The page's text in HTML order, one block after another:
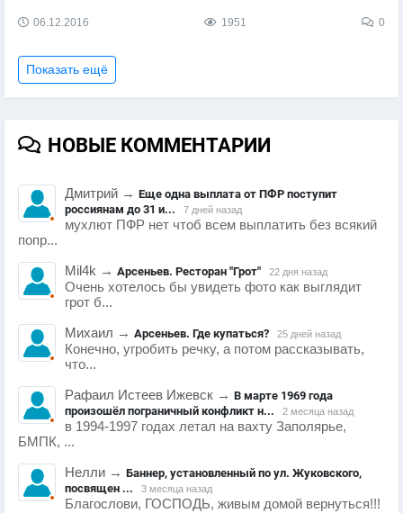
06.12.2016 1951 0
Показать ещё
НОВЫЕ КОММЕНТАРИИ
Дмитрий → Еще одна выплата от ПФР поступит
россиянам до 31 и...
7 дней назад
мухлют ПФР нет чтоб всем выплатить без всякий
попр...
Mil4k → Арсеньев. Ресторан "Грот" 22 дня назад
Очень хотелось бы увидеть фото как выглядит
грот б...
Михаил → Арсеньев. Где купаться? 25 дней назад
Конечно, угробить речку, а потом рассказывать,
что...
Рафаил Истеев Ижевск → В марте 1969 года
произошёл пограничный конфликт н...
2 месяца назад
в 1994-1997 годах летал на вахту Заполярье,
БМПК, ...
Нелли → Баннер, установленный по ул. Жуковского,
посвящен ...
3 месяца назад
Благослови, ГОСПОДЬ, живым домой вернуться!!!